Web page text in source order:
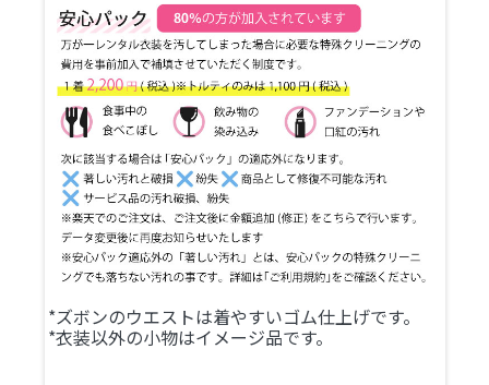
*ズボンのウエストは着やすいゴム仕上げです。
*衣装以外の小物はイメージ品です。